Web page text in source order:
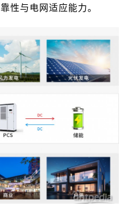
性与电网适应能力。